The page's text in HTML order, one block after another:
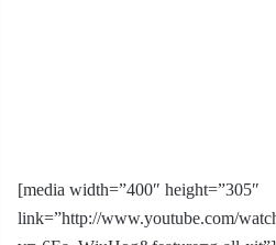
[media width=”400″ height=”305″
link=”http://www.youtube.com/